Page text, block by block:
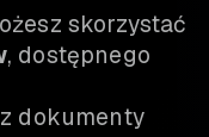
skorzystać
, dostępnego
dokumenty